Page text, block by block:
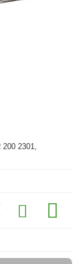
200 2301,